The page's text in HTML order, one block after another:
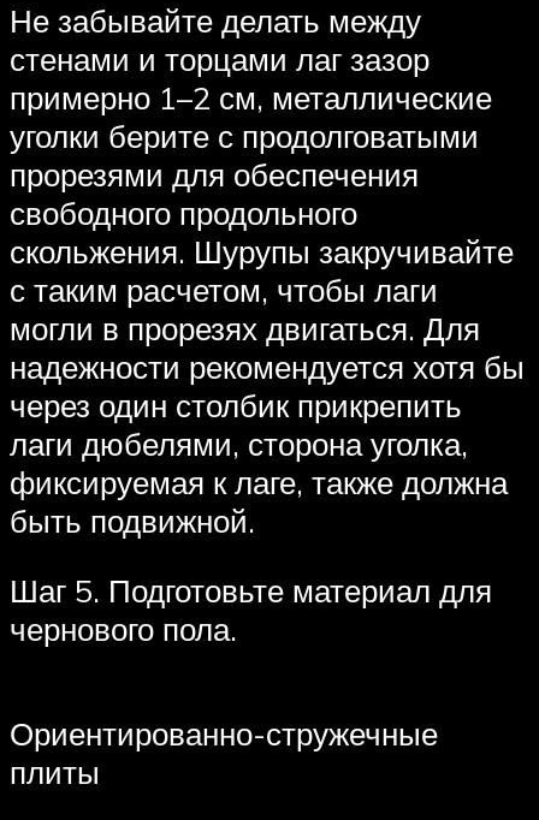
Не забывайте делать между
стенами и торцами лаг зазор
примерно 1–2 см, металлические
уголки берите с продолговатыми
прорезями для обеспечения
свободного продольного
скольжения. Шурупы закручивайте
с таким расчетом, чтобы лаги
могли в прорезях двигаться. Для
надежности рекомендуется хотя бы
через один столбик прикрепить
лаги дюбелями, сторона уголка,
фиксируемая к лаге, также должна
быть подвижной.
Шаг 5. Подготовьте материал для
чернового пола.
Ориентированно-стружечные
плиты